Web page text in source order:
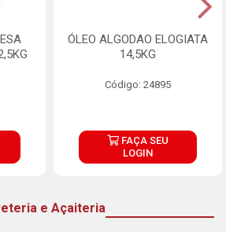
ÓLEO ALGODAO ELOGIATA
14,5KG
Código: 24895
FAÇA SEU
LOGIN
e Açaiteria